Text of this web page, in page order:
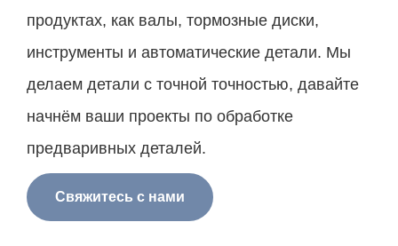
продуктах, как валы, тормозные диски,
инструменты и автоматические детали. Мы
делаем детали с точной точностью, давайте
начнём ваши проекты по обработке
предваривных деталей.
Свяжитесь с нами